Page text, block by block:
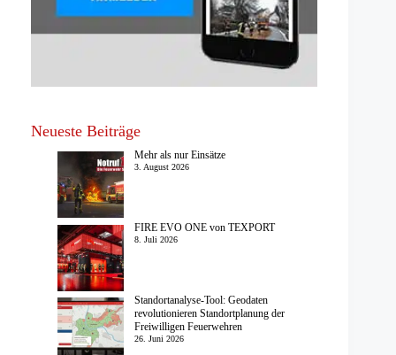
Neueste Beiträge
Mehr als nur Einsätze
3. August 2026
FIRE EVO ONE von TEXPORT
8. Juli 2026
Standortanalyse-Tool: Geodaten
revolutionieren Standortplanung der
Freiwilligen Feuerwehren
26. Juni 2026